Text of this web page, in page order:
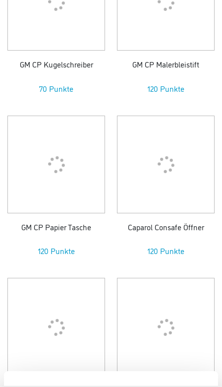
GM CP Kugelschreiber
70 Punkte
GM CP Malerbleistift
120 Punkte
GM CP Papier Tasche
120 Punkte
Caparol Consafe Öffner
120 Punkte